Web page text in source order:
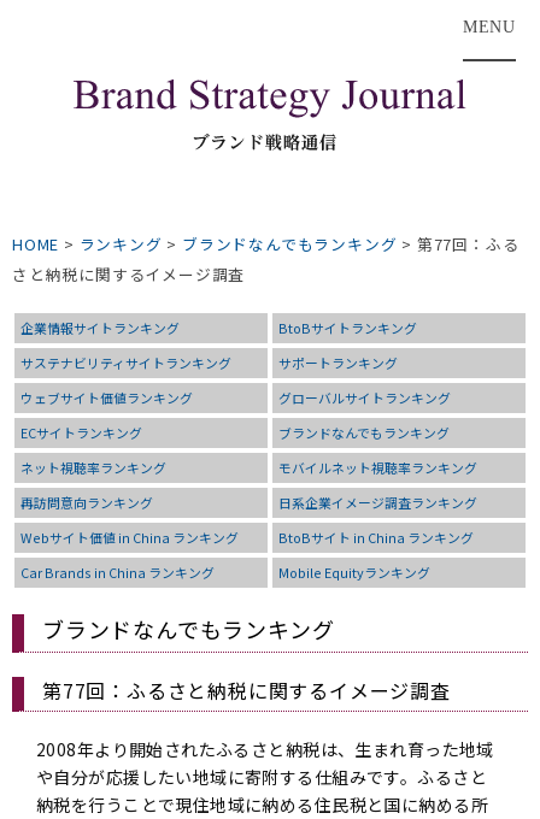
MENU
HOME > ランキング > ブランドなんでもランキング > 第77回：ふる
さと納税に関するイメージ調査
企業情報サイトランキング
BtoBサイトランキング
サステナビリティサイトランキング
サポートランキング
ウェブサイト価値ランキング
グローバルサイトランキング
ECサイトランキング
ブランドなんでもランキング
ネット視聴率ランキング
モバイルネット視聴率ランキング
再訪問意向ランキング
日系企業イメージ調査ランキング
Webサイト価値 in China ランキング
BtoBサイト in China ランキング
Car Brands in China ランキング
Mobile Equityランキング
ブランドなんでもランキング
第77回：ふるさと納税に関するイメージ調査
2008年より開始されたふるさと納税は、生まれ育った地域
や自分が応援したい地域に寄附する仕組みです。ふるさと
納税を行うことで現住地域に納める住民税と国に納める所